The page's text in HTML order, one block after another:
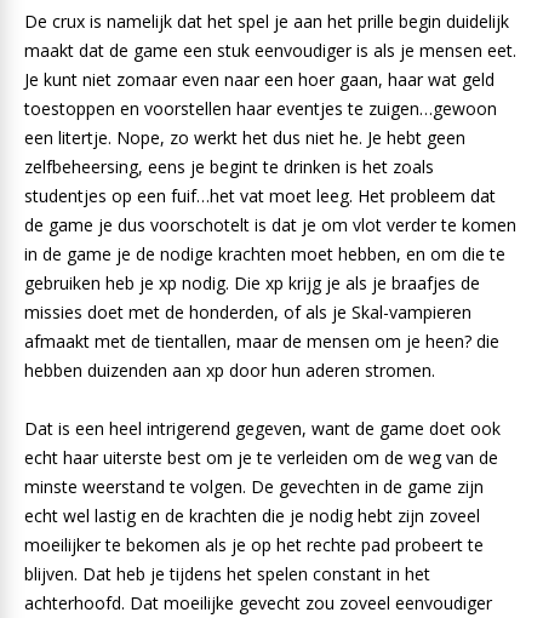
De crux is namelijk dat het spel je aan het prille begin duidelijk
maakt dat de game een stuk eenvoudiger is als je mensen eet.
Je kunt niet zomaar even naar een hoer gaan, haar wat geld
toestoppen en voorstellen haar eventjes te zuigen…gewoon
een litertje. Nope, zo werkt het dus niet he. Je hebt geen
zelfbeheersing, eens je begint te drinken is het zoals
studentjes op een fuif…het vat moet leeg. Het probleem dat
de game je dus voorschotelt is dat je om vlot verder te komen
in de game je de nodige krachten moet hebben, en om die te
gebruiken heb je xp nodig. Die xp krijg je als je braafjes de
missies doet met de honderden, of als je Skal-vampieren
afmaakt met de tientallen, maar de mensen om je heen? die
hebben duizenden aan xp door hun aderen stromen.
Dat is een heel intrigerend gegeven, want de game doet ook
echt haar uiterste best om je te verleiden om de weg van de
minste weerstand te volgen. De gevechten in de game zijn
echt wel lastig en de krachten die je nodig hebt zijn zoveel
moeilijker te bekomen als je op het rechte pad probeert te
blijven. Dat heb je tijdens het spelen constant in het
achterhoofd. Dat moeilijke gevecht zou zoveel eenvoudiger